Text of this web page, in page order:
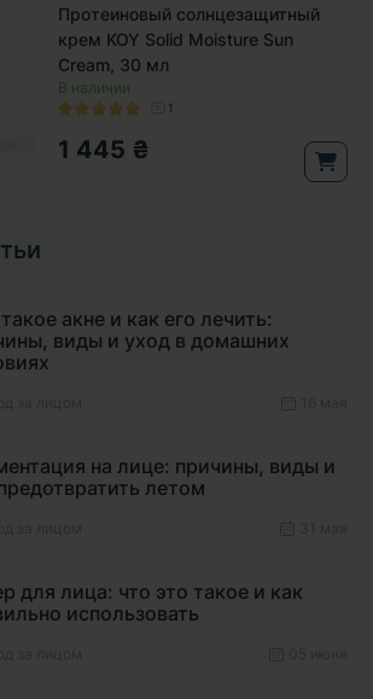
Протеиновый солнцезащитный
крем KOY Solid Moisture Sun
Cream, 30 мл
В наличии
1
1 445 ₴
акне и как его лечить:
виды и уход в домашних
на лице: причины, виды и
летом
для лица: что это такое и как
использовать